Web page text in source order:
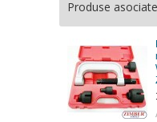
Produse asociate